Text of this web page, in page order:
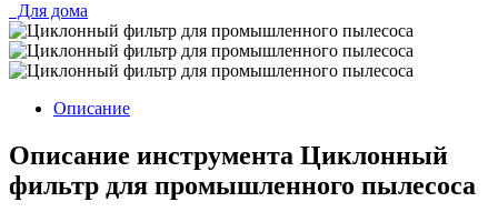
Для дома
Описание
Описание инструмента Циклонный
фильтр для промышленного пылесоса